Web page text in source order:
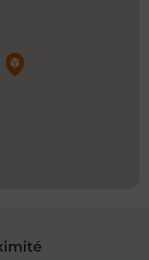
Pin de la carte